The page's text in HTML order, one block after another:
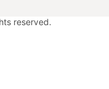
reserved.